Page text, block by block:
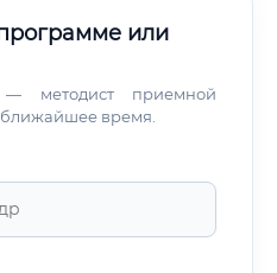
или
— методист приемной
ближайшее время.